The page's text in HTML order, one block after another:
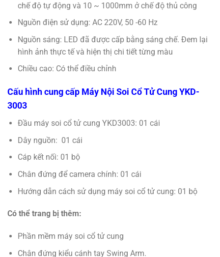
chế độ tự động và 10 ~ 1000mm ở chế độ thủ công
Nguồn điện sử dụng: AC 220V, 50 -60 Hz
Nguồn sáng: LED đã được cấp bằng sáng chế. Đem lại
hình ảnh thực tế và hiện thị chi tiết từng màu
Chiều cao: Có thể điều chỉnh
Cấu hình cung cấp Máy Nội Soi Cổ Tử Cung YKD-
3003
Đầu máy soi cổ tử cung YKD3003: 01 cái
Dây nguồn: 01 cái
Cáp kết nối: 01 bộ
Chân đứng để camera chính: 01 cái
Hướng dẫn cách sử dụng máy soi cổ tử cung: 01 bộ
Có thể trang bị thêm:
Phần mềm máy soi cổ tử cung
Chân đứng kiểu cánh tay Swing Arm.